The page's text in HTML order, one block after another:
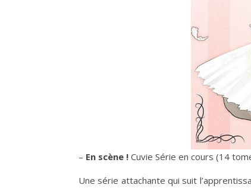
– En scène ! Cuvie Série en cours (14
Une série attachante qui suit